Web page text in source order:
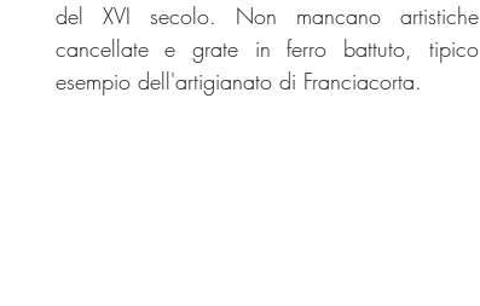
del XVI secolo. Non mancano artistiche
cancellate e grate in ferro battuto, tipico
esempio dell'artigianato di Franciacorta.